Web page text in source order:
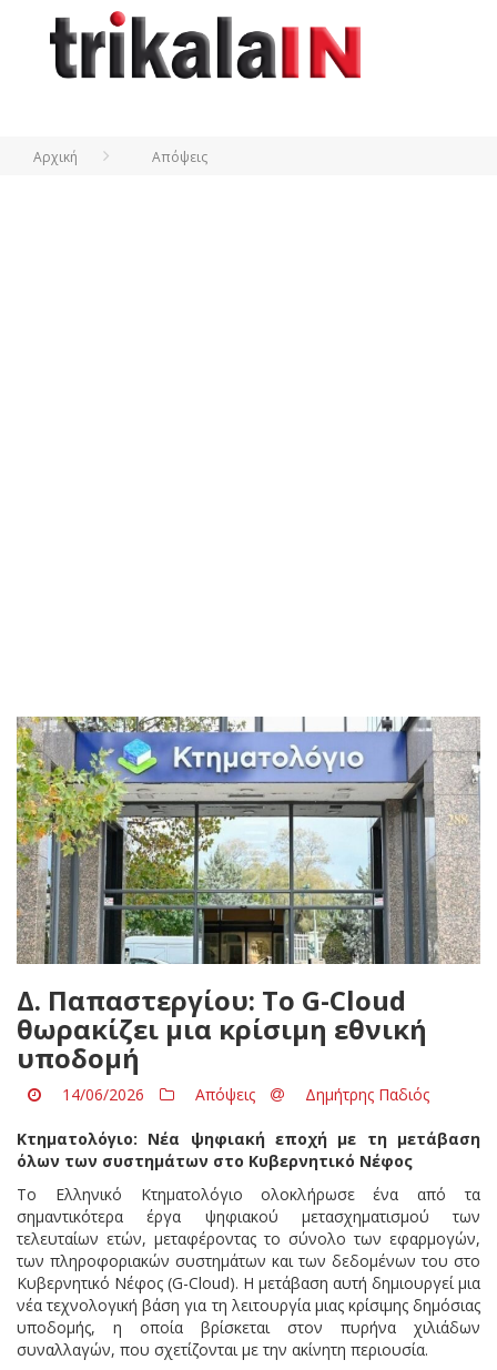
Αρχική Απόψεις
Δ. Παπαστεργίου: Το G-Cloud
θωρακίζει μια κρίσιμη εθνική
υποδομή
14/06/2026 Απόψεις Δημήτρης Παδιός
Κτηματολόγιο: Νέα ψηφιακή εποχή με τη μετάβαση
όλων των συστημάτων στο Κυβερνητικό Νέφος
Το Ελληνικό Κτηματολόγιο ολοκλήρωσε ένα από τα
σημαντικότερα έργα ψηφιακού μετασχηματισμού των
τελευταίων ετών, μεταφέροντας το σύνολο των εφαρμογών,
των πληροφοριακών συστημάτων και των δεδομένων του στο
Κυβερνητικό Νέφος (G-Cloud). Η μετάβαση αυτή δημιουργεί μια
νέα τεχνολογική βάση για τη λειτουργία μιας κρίσιμης δημόσιας
υποδομής, η οποία βρίσκεται στον πυρήνα χιλιάδων
συναλλαγών, που σχετίζονται με την ακίνητη περιουσία.